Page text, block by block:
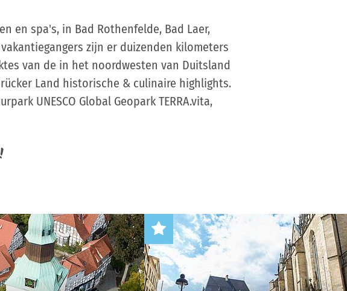
en spa's, in Bad Rothenfelde, Bad Laer,
zijn er duizenden kilometers
van de in het noordwesten van Duitsland
Land historische & culinaire highlights.
UNESCO Global Geopark TERRA.vita,